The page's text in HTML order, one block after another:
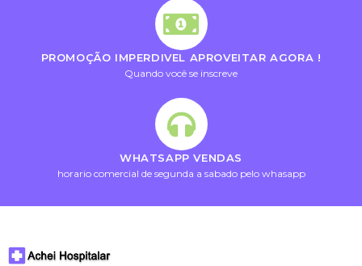
PROMOÇÃO IMPERDIVEL APROVEITAR AGORA !
Quando você se inscreve
WHATSAPP VENDAS
horario comercial de segunda a sabado pelo whasapp